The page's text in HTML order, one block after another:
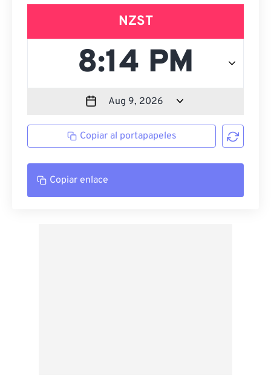
NZST
Copiar al portapapeles
Copiar enlace